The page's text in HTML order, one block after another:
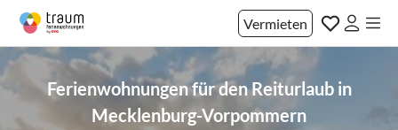
Vermieten
Ferienwohnungen für den Reiturlaub in
Mecklenburg-Vorpommern